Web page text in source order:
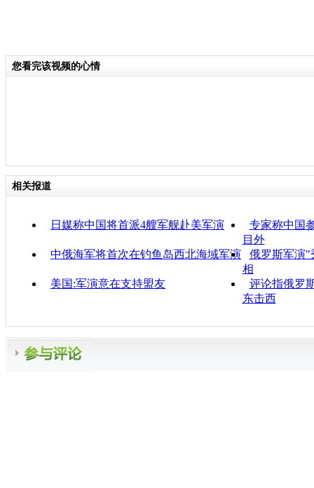
您看完该视频的心情
相关报道
日媒称中国将首派4艘军舰赴美军演
专家称中国
目外
中俄海军将首次在钓鱼岛西北海域军演
俄罗斯军演"
相
美国:军演意在支持盟友
评论指俄罗
东击西